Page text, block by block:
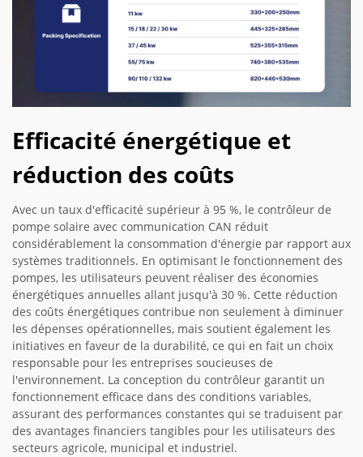
Efficacité énergétique et
réduction des coûts
Avec un taux d'efficacité supérieur à 95 %, le contrôleur de
pompe solaire avec communication CAN réduit
considérablement la consommation d'énergie par rapport aux
systèmes traditionnels. En optimisant le fonctionnement des
pompes, les utilisateurs peuvent réaliser des économies
énergétiques annuelles allant jusqu'à 30 %. Cette réduction
des coûts énergétiques contribue non seulement à diminuer
les dépenses opérationnelles, mais soutient également les
initiatives en faveur de la durabilité, ce qui en fait un choix
responsable pour les entreprises soucieuses de
l'environnement. La conception du contrôleur garantit un
fonctionnement efficace dans des conditions variables,
assurant des performances constantes qui se traduisent par
des avantages financiers tangibles pour les utilisateurs des
secteurs agricole, municipal et industriel.